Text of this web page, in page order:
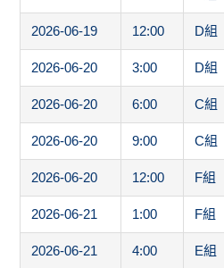
2026-06-19 12:00 D組
2026-06-20 3:00 D組
2026-06-20 6:00 C組
2026-06-20 9:00 C組
2026-06-20 12:00 F組
2026-06-21 1:00 F組
2026-06-21 4:00 E組